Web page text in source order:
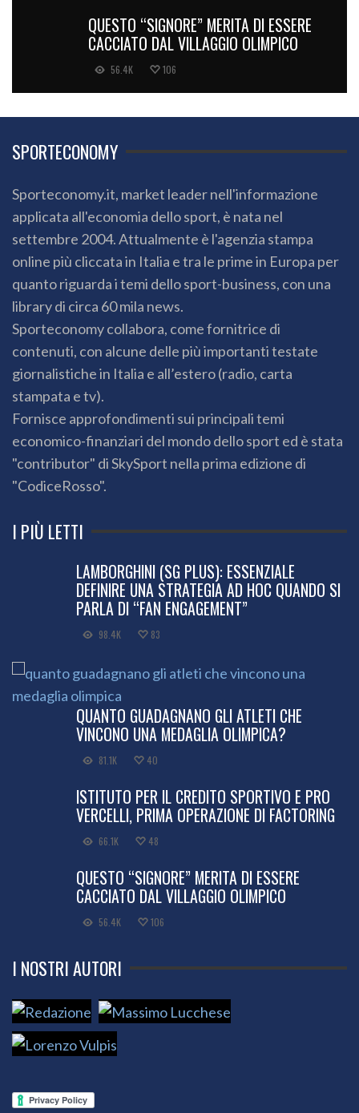
QUESTO “SIGNORE” MERITA DI ESSERE
CACCIATO DAL VILLAGGIO OLIMPICO
56.4K 106
SPORTECONOMY
Sporteconomy.it, market leader nell'informazione
applicata all'economia dello sport, è nata nel
settembre 2004. Attualmente è l'agenzia stampa
online più cliccata in Italia e tra le prime in Europa per
quanto riguarda i temi dello sport-business, con una
library di circa 60 mila news.
Sporteconomy collabora, come fornitrice di
contenuti, con alcune delle più importanti testate
giornalistiche in Italia e all’estero (radio, carta
stampata e tv).
Fornisce approfondimenti sui principali temi
economico-finanziari del mondo dello sport ed è stata
"contributor" di SkySport nella prima edizione di
"CodiceRosso".
I PIÙ LETTI
LAMBORGHINI (SG PLUS): ESSENZIALE
DEFINIRE UNA STRATEGIA AD HOC QUANDO SI
PARLA DI “FAN ENGAGEMENT”
98.4K 83
QUANTO GUADAGNANO GLI ATLETI CHE
VINCONO UNA MEDAGLIA OLIMPICA?
81.1K 40
ISTITUTO PER IL CREDITO SPORTIVO E PRO
VERCELLI, PRIMA OPERAZIONE DI FACTORING
66.1K 48
QUESTO “SIGNORE” MERITA DI ESSERE
CACCIATO DAL VILLAGGIO OLIMPICO
56.4K 106
I NOSTRI AUTORI